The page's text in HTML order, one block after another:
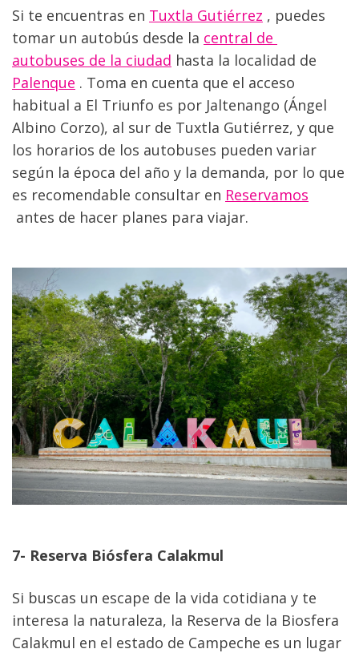
Si te encuentras en Tuxtla Gutiérrez , puedes
tomar un autobús desde la central de
autobuses de la ciudad
Palenque . Toma en cuenta que el acceso
habitual a El Triunfo es por Jaltenango (Ángel
Albino Corzo), al sur de Tuxtla Gutiérrez, y que
los horarios de los autobuses pueden variar
según la época del año y la demanda, por lo que
es recomendable consultar en Reservamos
antes de hacer planes para viajar.
7- Reserva Biósfera Calakmul
Si buscas un escape de la vida cotidiana y te
interesa la naturaleza, la Reserva de la Biosfera
Calakmul en el estado de Campeche es un lugar